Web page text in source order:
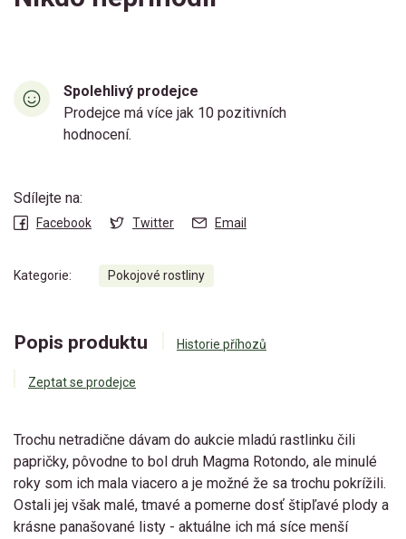
Spolehlivý prodejce
Prodejce má více jak 10 pozitivních
hodnocení.
Sdílejte na:
Facebook Twitter Email
Kategorie: Pokojové rostliny
Popis produktu Historie příhozů
Zeptat se prodejce
Trochu netradične dávam do aukcie mladú rastlinku čili
papričky, pôvodne to bol druh Magma Rotondo, ale minulé
roky som ich mala viacero a je možné že sa trochu pokrížili.
Ostali jej však malé, tmavé a pomerne dosť štipľavé plody a
krásne panašované listy - aktuálne ich má síce menší